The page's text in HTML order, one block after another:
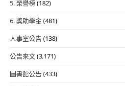
5. 榮譽榜(182)
6. 獎助學金(481)
人事室公告(138)
公告來文(3,171)
圖書館公告(433)